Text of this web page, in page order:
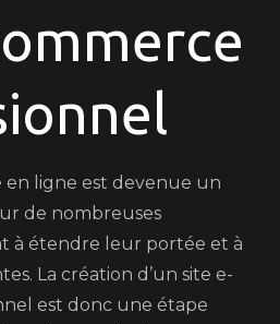
Votre
Site
commerce
en ligne est devenue un
de nombreuses
à étendre leur portée et à
La création d’un site e-
est donc une étape